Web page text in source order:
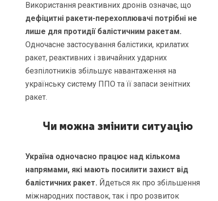
Використання реактивних дронів означає, що
дефіцитні ракети-перехоплювачі потрібні не
лише для протидії балістичним ракетам.
Одночасне застосування балістики, крилатих
ракет, реактивних і звичайних ударних
безпілотників збільшує навантаження на
українську систему ППО та її запаси зенітних
ракет.
Чи можна змінити ситуацію
Україна одночасно працює над кількома
напрямами, які мають посилити захист від
балістичних ракет. Йдеться як про збільшення
міжнародних поставок, так і про розвиток